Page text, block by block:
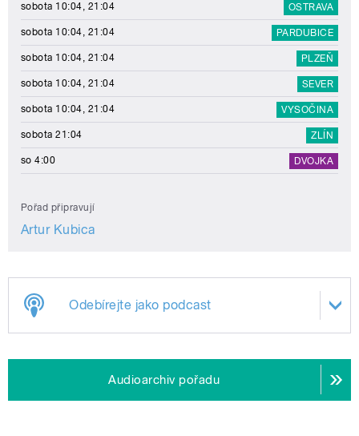
sobota 10:04, 21:04 OSTRAVA
sobota 10:04, 21:04 PARDUBICE
sobota 10:04, 21:04 PLZEŇ
sobota 10:04, 21:04 SEVER
sobota 10:04, 21:04 VYSOČINA
sobota 21:04 ZLÍN
so 4:00 DVOJKA
Pořad připravují
Artur Kubica
Odebírejte jako podcast
Audioarchiv pořadu